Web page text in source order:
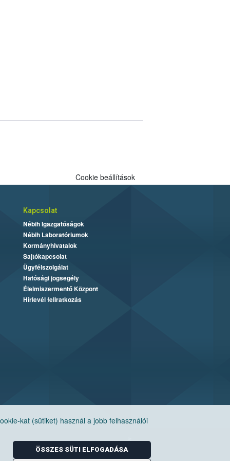
kat (sütiket) használ a jobb felhasználói
ÖSSZES SÜTI ELFOGADÁSA
Cookie beállítások
Kapcsolat
Nébih Igazgatóságok
Nébih Laboratóriumok
Kormányhivatalok
Sajtókapcsolat
Ügyfélszolgálat
Hatósági jogsegély
Élelmiszermentő Központ
Hírlevél feliratkozás